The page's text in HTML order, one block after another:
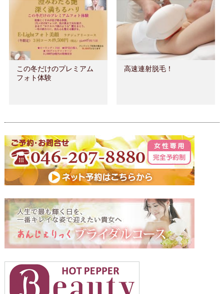
この冬だけのプレミアム
フォト体験
高速連射脱毛！